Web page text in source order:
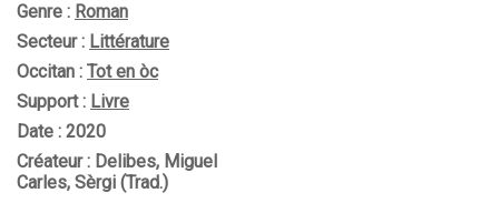
Genre : Roman
Secteur : Littérature
Occitan : Tot en òc
Support : Livre
Date : 2020
Créateur : Delibes, Miguel
Carles, Sèrgi (Trad.)